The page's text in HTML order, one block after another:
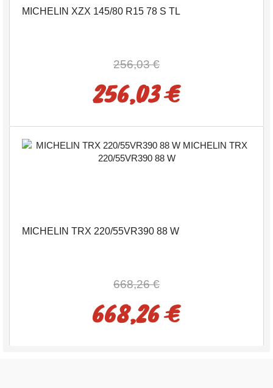
MICHELIN XZX 145/80 R15 78 S TL
256,03 €
256,03 €
MICHELIN TRX 220/55VR390 88 W
668,26 €
668,26 €